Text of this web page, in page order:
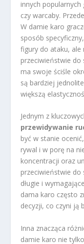
innych
czy warcaby.
W damie karo
sposób
figury do ataku,
przeciwieństwie do
ma swoje ściśle
są bardziej
większą
Jednym z
przewidywanie
być w stanie
rywal i w porę na
koncentracji oraz
przeciwieństwie do
długie i
dama karo często
decyzji, co czyni ją
Inna znacząca
damie karo nie